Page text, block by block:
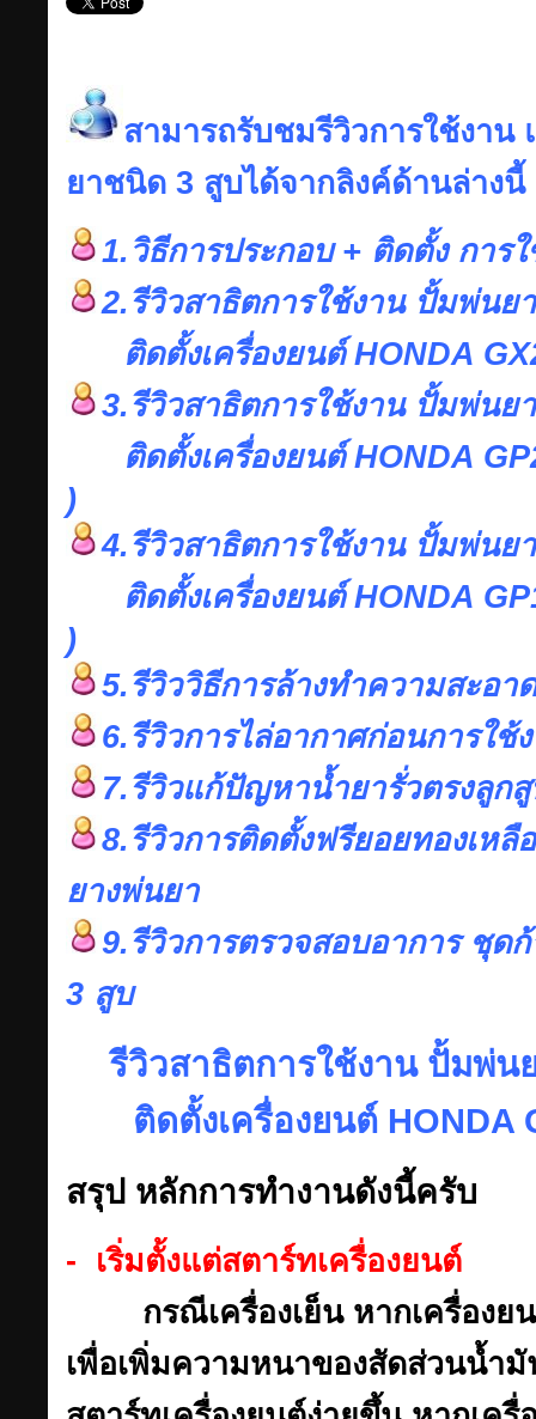
สามารถรับชมรีวิวการใช้งา
ยาชนิด 3 สูบได้จากลิงค์ด้านล่างนี้
1.วิธีการประกอบ + ติดตั้ง การ
2.รีวิวสาธิตการใช้งาน ปั้มพ่น
ติดตั้งเครื่องยนต์ HONDA
3.รีวิวสาธิตการใช้งาน ปั้มพ่น
ติดตั้งเครื่องยนต์ HONDA
)
4.รีวิวสาธิตการใช้งาน ปั้มพ่น
ติดตั้งเครื่องยนต์ HONDA
)
5.รีวิววิธีการล้างทำความสะอ
6.รีวิวการไล่อากาศก่อนการใ
7.รีวิวแก้ปัญหาน้ำยารั่วตรงลูก
8.รีวิวการติดตั้งฟรียอยทองเหลื
ยางพ่นยา
9.รีวิวการตรวจสอบอาการ ชุ
3 สูบ
รีวิวสาธิตการใช้งาน ปั้มพ่น
ติดตั้งเครื่องยนต์ HONDA
สรุป หลักการทำงานดังนี้ครับ
- เริ่มตั้งแต่สตาร์ทเครื่องยนต์
กรณีเครื่องเย็น หากเครื่องย
เพื่อเพิ่มความหนาของสัดส่วนน้ำมั